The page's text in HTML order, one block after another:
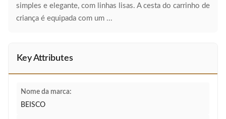
simples e elegante, com linhas lisas. A cesta do carrinho de
criança é equipada com um ...
Key Attributes
Nome da marca:
BEISCO